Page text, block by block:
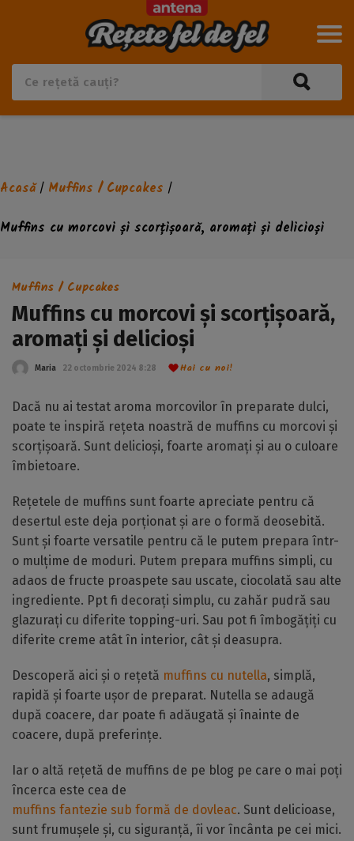
Acasă/ Muffins / Cupcakes /
Muffins cu morcovi și scorțișoară, aromați și delicioși
Muffins / Cupcakes
Muffins cu morcovi și scorțișoară,
aromați și delicioși
Maria 22 octombrie 2024 8:28 Hai cu noi!
Dacă nu ai testat aroma morcovilor în preparate dulci,
poate te inspiră rețeta noastră de muffins cu morcovi și
scorțișoară. Sunt delicioși, foarte aromați și au o culoare
îmbietoare.
Rețetele de muffins sunt foarte apreciate pentru că
desertul este deja porționat și are o formă deosebită.
Sunt și foarte versatile pentru că le putem prepara într-
o mulțime de moduri. Putem prepara muffins simpli, cu
adaos de fructe proaspete sau uscate, ciocolată sau alte
ingrediente. Ppt fi decorați simplu, cu zahăr pudră sau
glazurați cu diferite topping-uri. Sau pot fi îmbogățiți cu
diferite creme atât în interior, cât și deasupra.
Descoperă aici și o rețetă muffins cu nutella, simplă,
rapidă și foarte ușor de preparat. Nutella se adaugă
după coacere, dar poate fi adăugată și înainte de
coacere, după preferințe.
Iar o altă rețetă de muffins de pe blog pe care o mai poți
încerca este cea de
muffins fantezie sub formă de dovleac. Sunt delicioase,
sunt frumușele și, cu siguranță, îi vor încânta pe cei mici.